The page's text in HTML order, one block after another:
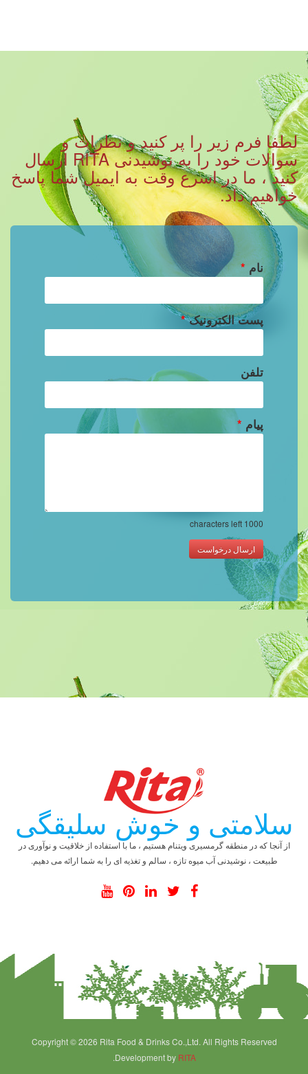
لطفا فرم زیر را پر کنید و نظرات و
سوالات خود را به نوشیدنی RITA ارسال
کنید ، ما در اسرع وقت به ایمیل شما پاسخ
خواهیم داد.
نام *
پست الکترونیک*
تلفن
پیام *
1000
ارسال درخواست
سلامتی و خوش سلیقگی
از آنجا که در منطقه گرمسیری ویتنام هستیم ، ما با استفاده از خلاقیت و نوآوری در
طبیعت ، نوشیدنی آب میوه تازه ، سالم و تغذیه ای را به شما ارائه می دهیم.
Copyright © 2026 Rita Food & Drinks Co.,Ltd. All Rights Reserved
.Development by RITA